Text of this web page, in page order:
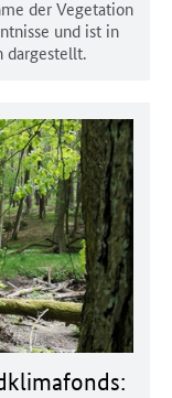
der Vegetation
und ist in
dargestellt.